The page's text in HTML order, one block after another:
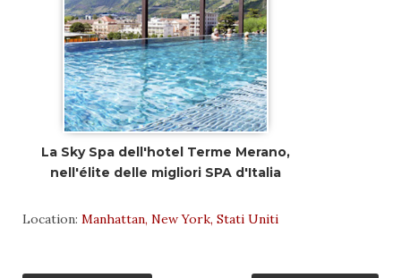
La Sky Spa dell'hotel Terme Merano,
nell'élite delle migliori SPA d'Italia
Location: Manhattan, New York, Stati Uniti